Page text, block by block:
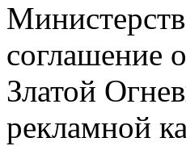
соглашение
Златой
рекламной